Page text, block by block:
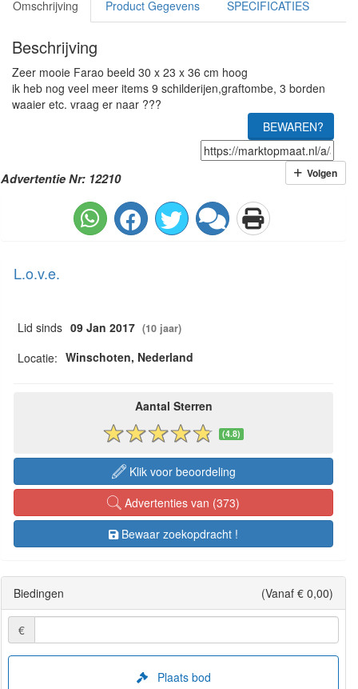
Omschrijving Product Gegevens SPECIFICATIES
Beschrijving
Zeer mooie Farao beeld 30 x 23 x 36 cm hoog
ik heb nog veel meer items 9 schilderijen,graftombe, 3 borden
waaier etc. vraag er naar ???
BEWAREN?
Advertentie Nr: 12210 Volgen
L.o.v.e.
Lid sinds 09 Jan 2017 (10 jaar)
Locatie: Winschoten, Nederland
Aantal Sterren
(4.8)
Klik voor beoordeling
Advertenties van (373)
Bewaar zoekopdracht !
Biedingen (Vanaf € 0,00)
€
Plaats bod